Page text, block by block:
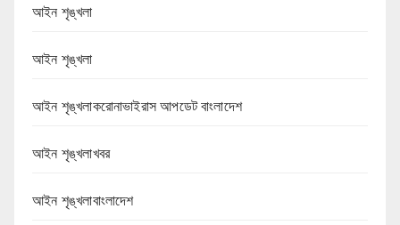
আইন শৃঙ্খলা
আইন শৃঙ্খলা
আইন শৃঙ্খলাকরোনাভাইরাস আপডেট বাংলাদেশ
আইন শৃঙ্খলাখবর
আইন শৃঙ্খলাবাংলাদেশ